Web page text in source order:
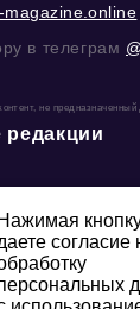
в телеграм
не
редакции
Нажимая
согласие